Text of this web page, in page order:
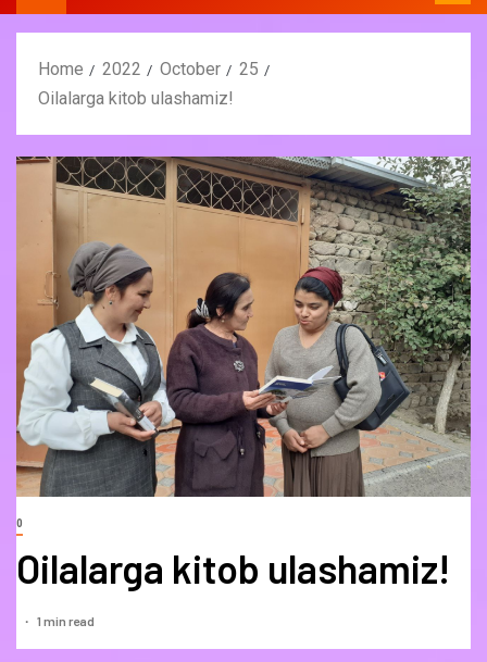
Home 2022 October
25
Oilalarga kitob ulashamiz!
0
Oilalarga kitob ulashamiz!
1 min read